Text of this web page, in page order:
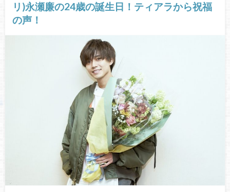
リ)永瀬廉の24歳の誕生日！ティアラから祝福
の声！